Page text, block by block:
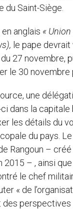
du Saint-Siège.
en anglais «
le pape devrait
27 novembre,
le 30 novembre
une
dans la capitale
les détails du
du pays.
Rangoun –
2015 – , ainsi
le chef
« de
des perspectives